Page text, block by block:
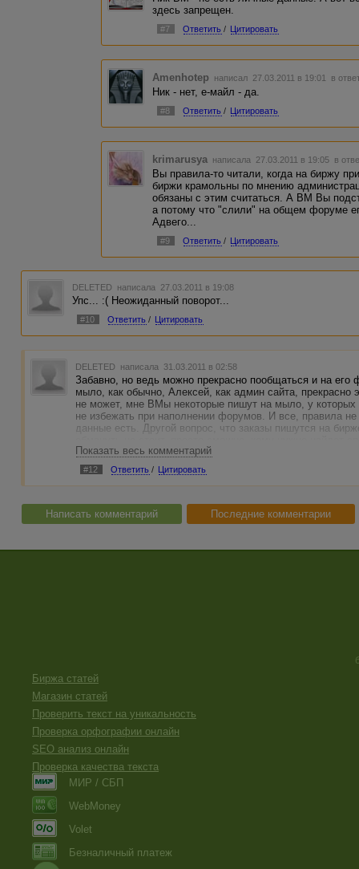
здесь запрещен.
#7 Ответить / Цитировать
Amenhotep написал 27.03.2011 в 19:01 в
Ник - нет, е-майл - да.
#8 Ответить / Цитировать
krimarusya написала 27.03.2011 в 19:05 в
Вы правила-то читали, когда на биржу
биржи крамольны по мнению
обязаны с этим считаться. А ВМ Вы
а потому что "слили" на общем форуме
Адвего...
#9 Ответить / Цитировать
DELETED написала 27.03.2011 в 19:08
Упс... :( Неожиданный поворот...
#10 Ответить / Цитировать
DELETED написала 31.03.2011 в 02:58
Забавно, но ведь можно прекрасно пообщаться и на его
мыло, как обычно, Алексей, как админ сайта, прекрасно
не может, мне ВМы некоторые пишут на мыло, у которых
не избежать при наполнении форумов. И все, правила
данные есть. Другой вопрос, что заказы пишутся на
нужно.
Показать весь комментарий
#12 Ответить / Цитировать
Написать комментарий Последние комментарии
Биржа статей
Магазин статей
Проверить текст на уникальность
Проверка орфографии онлайн
SEO анализ онлайн
Проверка качества текста
МИР / СБП
WebMoney
Volet
Безналичный платеж